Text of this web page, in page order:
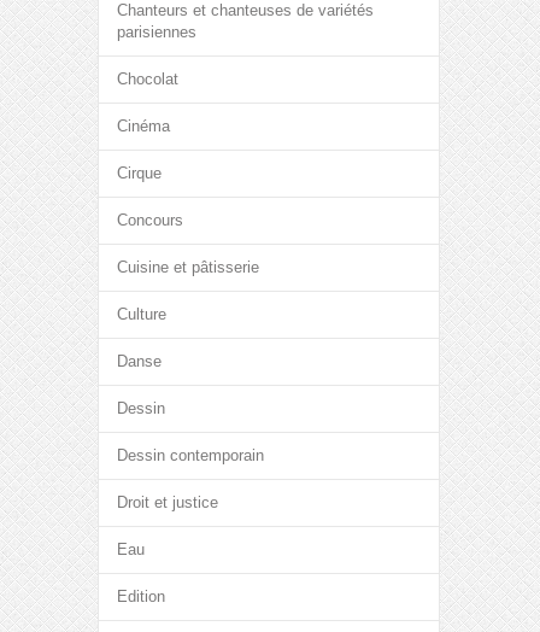
Chanteurs et chanteuses de variétés
parisiennes
Chocolat
Cinéma
Cirque
Concours
Cuisine et pâtisserie
Culture
Danse
Dessin
Dessin contemporain
Droit et justice
Eau
Edition